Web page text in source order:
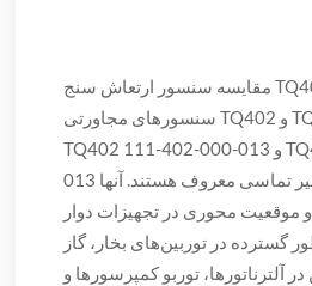
مقایسه سنسور ارتعاش سنج TQ402 و TQ403
سنسورهای مجاورتی TQ402 و TQ403 چیستند؟
TQ402 111-402-000-013 و TQ403 111-403-000-
013 هر دو به عنوان مبدل غیر تماسی معروف هستند. آنها
محوری در تجهیزات دوار
گسترده در توربین‌های بخار، گاز
آلترناتورها، توربو کمپرسورها و